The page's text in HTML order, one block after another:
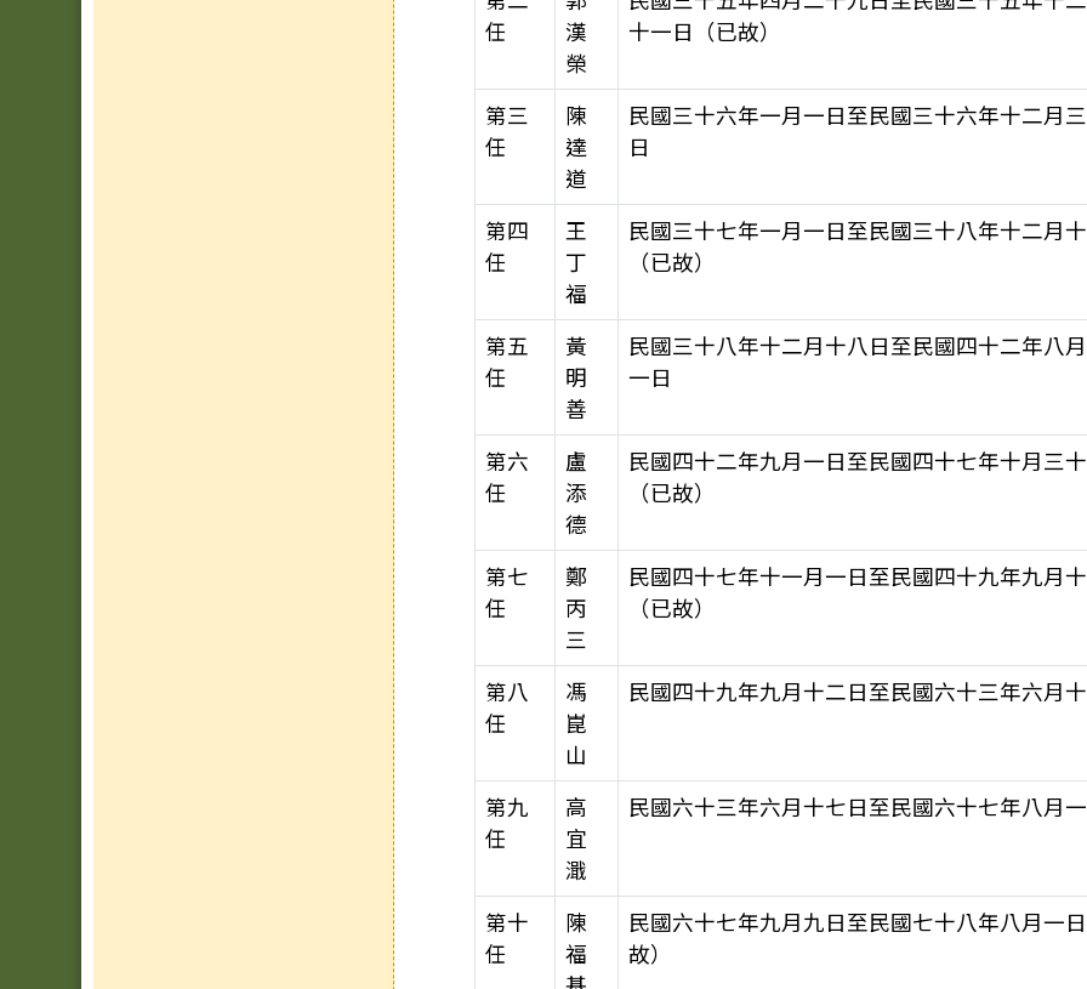
任
漢
榮
十一日（已故）
第三
任
陳
達
道
民國三十六年一月一日至民國三十六年十二月
日
第四
任
王
丁
福
民國三十七年一月一日至民國三十八年十二月
（已故）
第五
任
黃
明
善
民國三十八年十二月十八日至民國四十二年八
一日
第六
任
盧
添
德
民國四十二年九月一日至民國四十七年十月三
（已故）
第七
任
鄭
丙
三
民國四十七年十一月一日至民國四十九年九月
（已故）
第八
任
馮
崑
山
民國四十九年九月十二日至民國六十三年六月
第九
任
高
宜
濈
民國六十三年六月十七日至民國六十七年八月
第十
任
陳
福
民國六十七年九月九日至民國七十八年八月一
故）